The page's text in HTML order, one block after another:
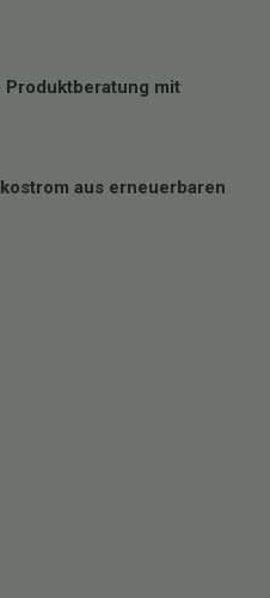
mit
aus erneuerbaren